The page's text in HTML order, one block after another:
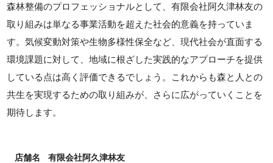
森林整備のプロフェッショナルとして、有限会社阿久津林友の
取り組みは単なる事業活動を超えた社会的意義を持っていま
す。気候変動対策や生物多様性保全など、現代社会が直面する
環境課題に対して、地域に根ざした実践的なアプローチを提供
している点は高く評価できるでしょう。これからも森と人との
共生を実現するための取り組みが、さらに広がっていくことを
期待します。
店舗名 有限会社阿久津林友